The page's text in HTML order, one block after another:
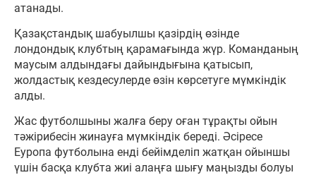
атанады.
Қазақстандық шабуылшы қазірдің өзінде
лондондық клубтың қарамағында жүр. Команданың
маусым алдындағы дайындығына қатысып,
жолдастық кездесулерде өзін көрсетуге мүмкіндік
алды.
Жас футболшыны жалға беру оған тұрақты ойын
тәжірибесін жинауға мүмкіндік береді. Әсіресе
Еуропа футболына енді бейімделіп жатқан ойыншы
үшін басқа клубта жиі алаңға шығу маңызды болуы